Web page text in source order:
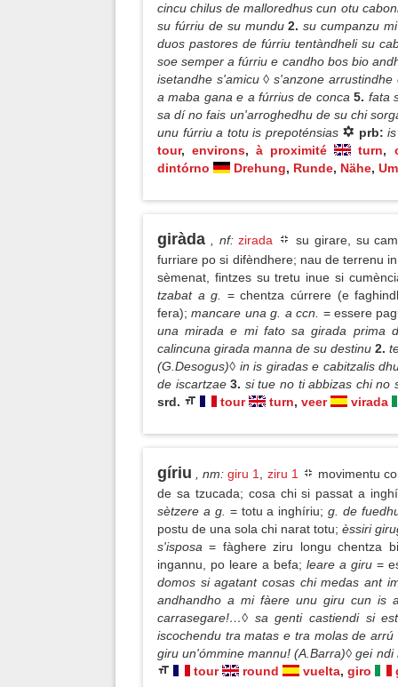
cincu chilus de malloredhus cun otu
su fúrriu de su mundu2.su cumpanzu
duos pastores de fúrriu tentàndheli su
soe semper a fúrriu e candho bos bio
isetandhe s'amicu ◊ s'anzone
a maba gana e a fúrrius de conca5. fata
sa dí no fais un'arroghedhu de su chi
unu fúrriu a totu is prepoténsias
prb:
tour, environs, à proximité turn,
dintórno
Drehung, Runde, Nähe,
giràda , nf: zirada
su girare, su
furriare po si difèndhere; nau de terrenu
sèmenat, fintzes su tretu inue si
tzabat a g. = chentza cúrrere (e
fera); mancare una g. a ccn. = essere
una mirada e mi fato sa girada prima
calincuna girada manna de su destinu2.
(G.Desogus)◊ in is giradas e cabitzalis
de iscartzae3. si tue no ti abbizas chi no
srd.
tour turn, veer virada
gíriu , nm: giru 1 ziru 1
movimentu
de sa tzucada; cosa chi si passat a
sètzere a g. = totu a inghíriu; g. de
postu de una sola chi narat totu; èssiri
s'isposa= fàghere ziru longu chentza
ingannu, po leare a befa; leare a giru =
domos si agatant cosas chi medas ant
andhandho a mi fàere unu giru cun is
carrasegare!…◊ sa genti castiendi si
iscochendu tra matas e tra molas de
giru un'ómmine mannu! (A.Barra)◊ gei
tour
round vuelta, giro